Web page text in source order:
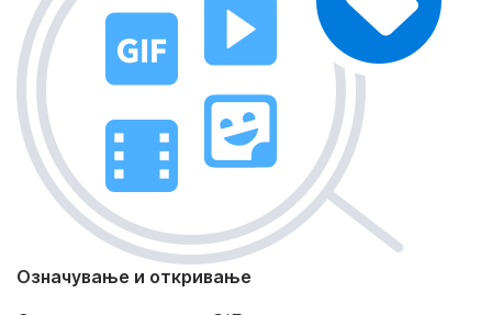
Означување и откривање